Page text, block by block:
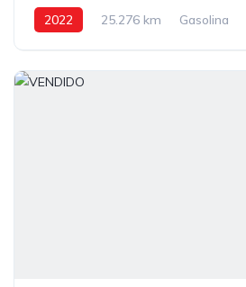
2022 25.276 km Gasolina